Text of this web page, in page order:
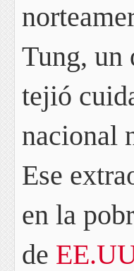
Tung, un
tejió
nacional
Ese
en la
de